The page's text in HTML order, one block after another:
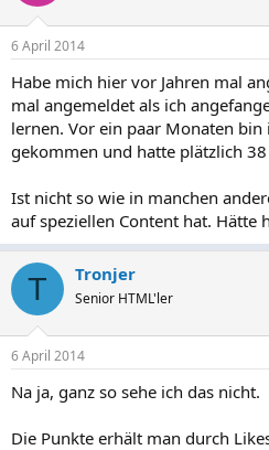
6 April 2014
Habe mich hier vor Jahren mal
mal angemeldet als ich
lernen. Vor ein paar Monaten
gekommen und hatte plätzlich 38
Ist nicht so wie in manchen
auf speziellen Content hat. Hätte
T Tronjer
Senior HTML'ler
6 April 2014
Na ja, ganz so sehe ich das nicht.
Die Punkte erhält man durch